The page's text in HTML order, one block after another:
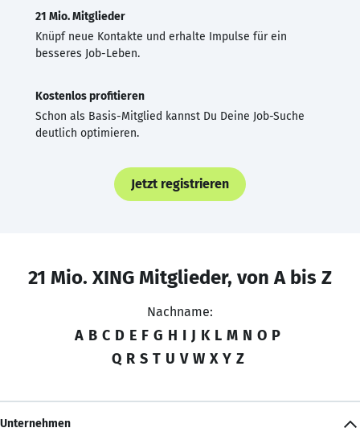
21 Mio. Mitglieder
Knüpf neue Kontakte und erhalte Impulse für ein
besseres Job-Leben.
Kostenlos profitieren
Schon als Basis-Mitglied kannst Du Deine Job-Suche
deutlich optimieren.
Jetzt registrieren
21 Mio. XING Mitglieder, von A bis Z
Nachname:
A B C D E F G H I J K L M N O P
Q R S T U V W X Y Z
Unternehmen